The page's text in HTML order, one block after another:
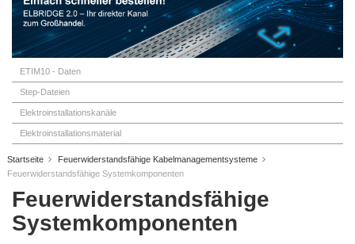
ETIM10 - Daten
Step-Dateien
Elektroinstallationskanäle
Elektroinstallationsmaterial
Startseite
Feuerwiderstandsfähige Kabelmanagementsysteme
Feuerwiderstandsfähige Systemkomponenten
Feuerwiderstandsfähige
Systemkomponenten